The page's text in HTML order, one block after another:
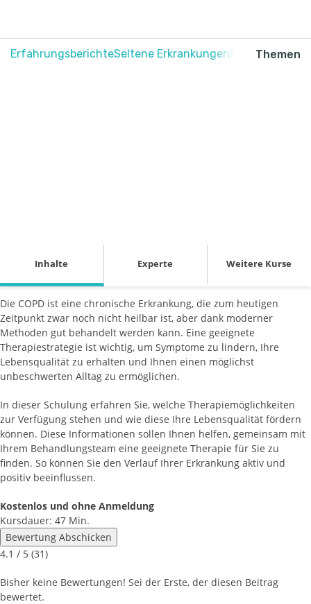
ErfahrungsberichteSeltene ErkrankungenKrebsThemen
Inhalte Experte Weitere Kurse
Die COPD ist eine chronische Erkrankung, die zum heutigen
Zeitpunkt zwar noch nicht heilbar ist, aber dank moderner
Methoden gut behandelt werden kann. Eine geeignete
Therapiestrategie ist wichtig, um Symptome zu lindern, Ihre
Lebensqualität zu erhalten und Ihnen einen möglichst
unbeschwerten Alltag zu ermöglichen.
In dieser Schulung erfahren Sie, welche Therapiemöglichkeiten
zur Verfügung stehen und wie diese Ihre Lebensqualität fördern
können. Diese Informationen sollen Ihnen helfen, gemeinsam mit
Ihrem Behandlungsteam eine geeignete Therapie für Sie zu
finden. So können Sie den Verlauf Ihrer Erkrankung aktiv und
positiv beeinflussen.
Kostenlos und ohne Anmeldung
Kursdauer: 47 Min.
Bewertung Abschicken
4.1 / 5 (31)
Bisher keine Bewertungen! Sei der Erste, der diesen Beitrag
bewertet.